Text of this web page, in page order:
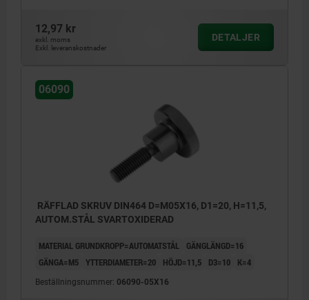
12,97 kr
exkl. moms
Exkl. leveranskostnader
DETALJER
06090
RÄFFLAD SKRUV DIN464 D=M05X16, D1=20, H=11,5,
AUTOM.STÅL SVARTOXIDERAD
MATERIAL GRUNDKROPP=AUTOMATSTÅL
GÄNGLÄNGD=16
GÄNGA=M5 YTTERDIAMETER=20 HÖJD=11,5 D3=10 K=4
Beställningsnummer: 06090-05X16